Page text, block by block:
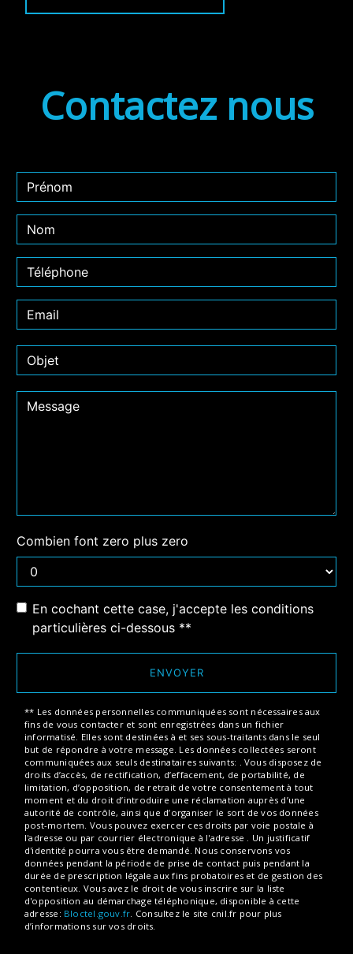
Contactez nous
Combien font zero plus zero
En cochant cette case, j'accepte les conditions
particulières ci-dessous **
ENVOYER
** Les données personnelles communiquées sont nécessaires aux
fins de vous contacter et sont enregistrées dans un fichier
informatisé. Elles sont destinées à et ses sous-traitants dans le seul
but de répondre à votre message. Les données collectées seront
communiquées aux seuls destinataires suivants: . Vous disposez de
droits d’accès, de rectification, d’effacement, de portabilité, de
limitation, d’opposition, de retrait de votre consentement à tout
moment et du droit d’introduire une réclamation auprès d’une
autorité de contrôle, ainsi que d’organiser le sort de vos données
post-mortem. Vous pouvez exercer ces droits par voie postale à
l'adresse ou par courrier électronique à l'adresse . Un justificatif
d'identité pourra vous être demandé. Nous conservons vos
données pendant la période de prise de contact puis pendant la
durée de prescription légale aux fins probatoires et de gestion des
contentieux. Vous avez le droit de vous inscrire sur la liste
d'opposition au démarchage téléphonique, disponible à cette
adresse: Bloctel.gouv.fr . Consultez le site cnil.fr pour plus
d’informations sur vos droits.